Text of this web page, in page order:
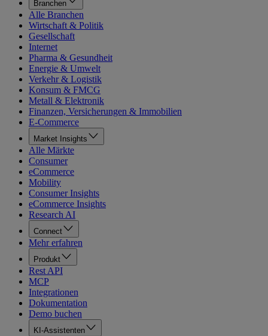
Branchen
Alle Branchen
Wirtschaft & Politik
Gesellschaft
Internet
Pharma & Gesundheit
Energie & Umwelt
Verkehr & Logistik
Konsum & FMCG
Metall & Elektronik
Finanzen, Versicherungen & Immobilien
E-Commerce
Market Insights
Alle Märkte
Consumer
eCommerce
Mobility
Consumer Insights
eCommerce Insights
Research AI
Connect
Mehr erfahren
Produkt
Rest API
MCP
Integrationen
Dokumentation
Demo buchen
KI-Assistenten